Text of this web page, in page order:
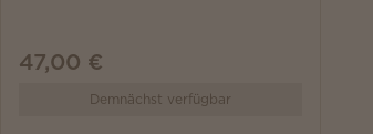
47,00 €
Demnächst verfügbar